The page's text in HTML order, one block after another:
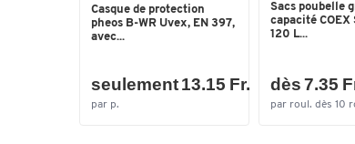
Casque de protection
pheos B-WR Uvex, EN 397,
avec...
seulement 13.15 Fr.
par p.
Sacs poubelle
capacité
120 L...
dès 7.35
par roul. dès 10